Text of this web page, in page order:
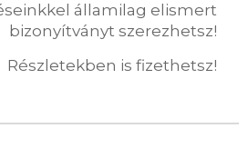
államilag elismert
bizonyítványt szerezhetsz!
Részletekben is fizethetsz!